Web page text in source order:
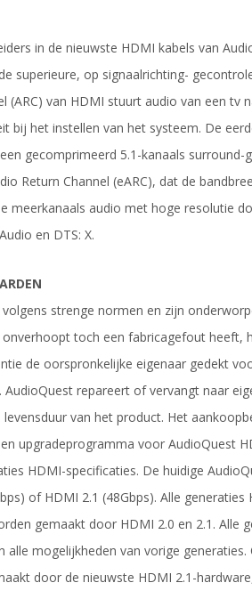
in de nieuwste HDMI kabels van
superieure, op signaalrichting-
(ARC) van HDMI stuurt audio van een tv
bij het instellen van het systeem. De
gecomprimeerd 5.1-kanaals surround-
Return Channel (eARC), dat de
meerkanaals audio met hoge resolutie
en DTS: X.
strenge normen en zijn
toch een fabricagefout heeft,
de oorspronkelijke eigenaar gedekt
repareert of vervangt naar
van het product. Het
upgradeprogramma voor AudioQuest
HDMI-specificaties. De huidige
of HDMI 2.1 (48Gbps). Alle generaties
gemaakt door HDMI 2.0 en 2.1. Alle
mogelijkheden van vorige
door de nieuwste HDMI 2.1-